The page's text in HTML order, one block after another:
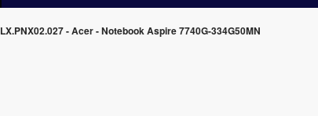
LX.PNX02.027 - Acer - Notebook Aspire 7740G-334G50MN